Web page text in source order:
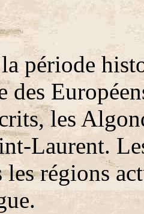
période
des
les
Laurent.
les régions